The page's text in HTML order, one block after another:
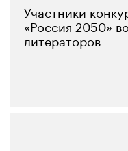
Участники
«Россия 2050»
литераторов